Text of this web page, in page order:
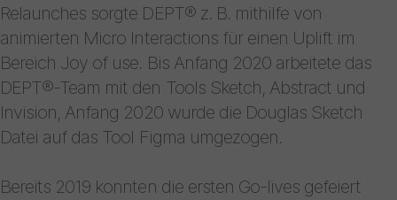
Relaunches sorgte DEPT® z. B. mithilfe von
animierten Micro Interactions für einen Uplift im
Bereich Joy of use. Bis Anfang 2020 arbeitete das
DEPT®-Team mit den Tools Sketch, Abstract und
Invision, Anfang 2020 wurde die Douglas Sketch
Datei auf das Tool Figma umgezogen.
Bereits 2019 konnten die ersten Go-lives gefeiert